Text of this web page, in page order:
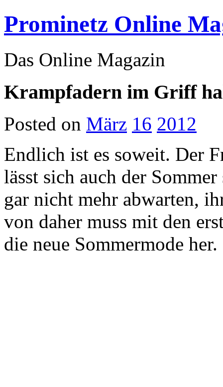
Prominetz Online
Das Online Magazin
Krampfadern im Griff
Posted on März 16 2012
Endlich ist es soweit. Der
lässt sich auch der
gar nicht mehr abwarten,
von daher muss mit den
die neue Sommermode her.